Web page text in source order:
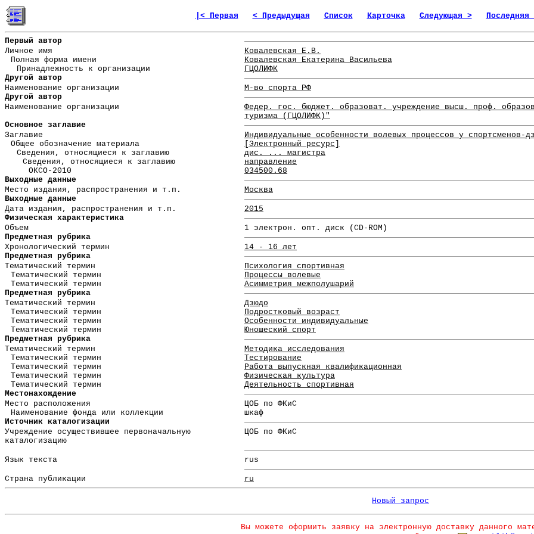
|< Первая < Предыдущая Список Карточка Следующая > Последняя
Первый автор
Личное имя
Ковалевская Е.В.
Полная форма имени
Ковалевская Екатерина Васильева
Принадлежность к организации
ГЦОЛИФК
Другой автор
Наименование организации
М-во спорта РФ
Другой автор
Наименование организации
Федер. гос. бюджет. образоват. учреждение высш. проф.
туризма (ГЦОЛИФК)"
Основное заглавие
Заглавие
Индивидуальные особенности волевых процессов у
Общее обозначение материала
[Электронный ресурс]
Сведения, относящиеся к заглавию
дис. ... магистра
Сведения, относящиеся к заглавию
направление
ОКСО-2010
034500.68
Выходные данные
Место издания, распространения и т.п.
Москва
Выходные данные
Дата издания, распространения и т.п.
2015
Физическая характеристика
Объем
1 электрон. опт. диск (CD-ROM)
Предметная рубрика
Хронологический термин
14 - 16 лет
Предметная рубрика
Тематический термин
Психология спортивная
Тематический термин
Процессы волевые
Тематический термин
Асимметрия межполушарий
Предметная рубрика
Тематический термин
Дзюдо
Тематический термин
Подростковый возраст
Тематический термин
Особенности индивидуальные
Тематический термин
Юношеский спорт
Предметная рубрика
Тематический термин
Методика исследования
Тематический термин
Тестирование
Тематический термин
Работа выпускная квалификационная
Тематический термин
Физическая культура
Тематический термин
Деятельность спортивная
Местонахождение
Место расположения
ЦОБ по ФКиС
Наименование фонда или коллекции
шкаф
Источник каталогизации
Учреждение осуществившее первоначальную
каталогизацию
ЦОБ по ФКиС
Язык текста rus
Страна публикации ru
Новый запрос
Вы можете оформить заявку на электронную доставку данного